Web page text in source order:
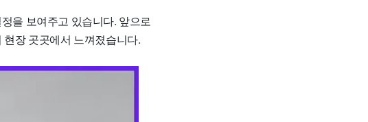
을 보여주고 있습니다. 앞으로
장 곳곳에서 느껴졌습니다.